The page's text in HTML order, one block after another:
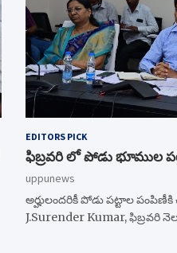
EDITORS PICK
ఫిబ్రవరి లో పోడు భూముల
uppunews
అర్హులందరికీ పోడు పట్టాల
J.Surender Kumar, ఫిబ్రవరి